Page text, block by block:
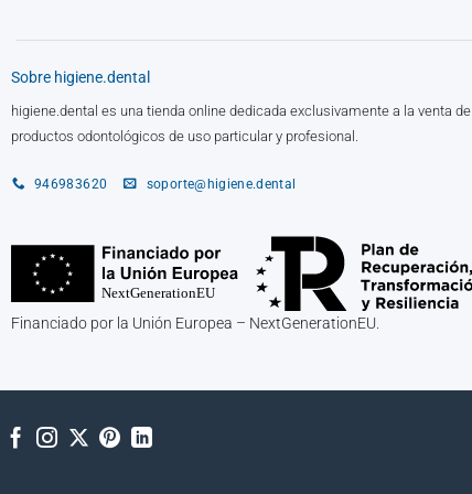
Sobre higiene.dental
higiene.dental es una tienda online dedicada exclusivamente a la venta de
productos odontológicos de uso particular y profesional.
946983620 soporte@higiene.dental
Financiado por la Unión Europea – NextGenerationEU.